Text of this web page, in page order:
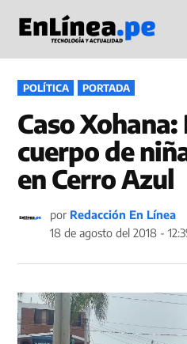
contenido
PUBLICADO
EN
POLÍTICA PORTADA
Caso Xohana:
cuerpo de
en Cerro Azul
por Redacción En Línea
18 de agosto del 2018 -